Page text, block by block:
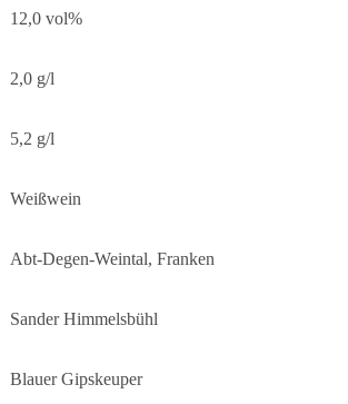
12,0 vol%
2,0 g/l
5,2 g/l
Weißwein
Abt-Degen-Weintal, Franken
Sander Himmelsbühl
Blauer Gipskeuper